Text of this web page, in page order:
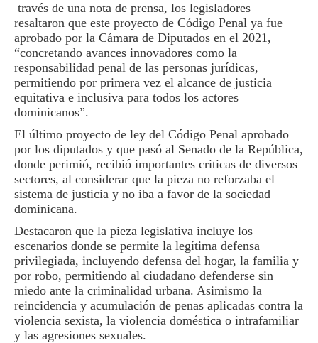
través de una nota de prensa, los legisladores
resaltaron que este proyecto de Código Penal ya fue
aprobado por la Cámara de Diputados en el 2021,
“concretando avances innovadores como la
responsabilidad penal de las personas jurídicas,
permitiendo por primera vez el alcance de justicia
equitativa e inclusiva para todos los actores
dominicanos”.
El último proyecto de ley del Código Penal aprobado
por los diputados y que pasó al Senado de la República,
donde perimió, recibió importantes criticas de diversos
sectores, al considerar que la pieza no reforzaba el
sistema de justicia y no iba a favor de la sociedad
dominicana.
Destacaron que la pieza legislativa incluye los
escenarios donde se permite la legítima defensa
privilegiada, incluyendo defensa del hogar, la familia y
por robo, permitiendo al ciudadano defenderse sin
miedo ante la criminalidad urbana. Asimismo la
reincidencia y acumulación de penas aplicadas contra la
violencia sexista, la violencia doméstica o intrafamiliar
y las agresiones sexuales.